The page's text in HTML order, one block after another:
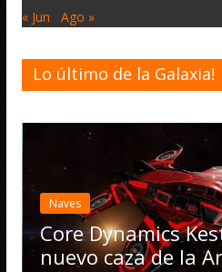
« Jun Ago »
Lo último de la Galaxia!
Kestrel Mk II: El
de la Armada Federal